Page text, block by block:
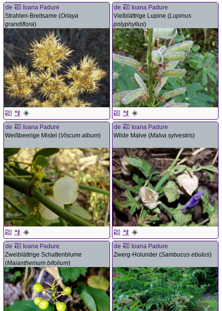
de
Ioana Padure
Strahlen-Breitsame (Orlaya
grandiflora)
de
Ioana Padure
Vielblättrige Lupine (Lupinus
polyphyllus)
de
Ioana Padure
Weißbeerige Mistel (Viscum album)
de
Ioana Padure
Wilde Malve (Malva sylvestris)
de
Ioana Padure
Zweiblättrige Schattenblume
(Maianthemum bifolium)
de
Ioana Padure
Zwerg-Holunder (Sambucus ebulus)